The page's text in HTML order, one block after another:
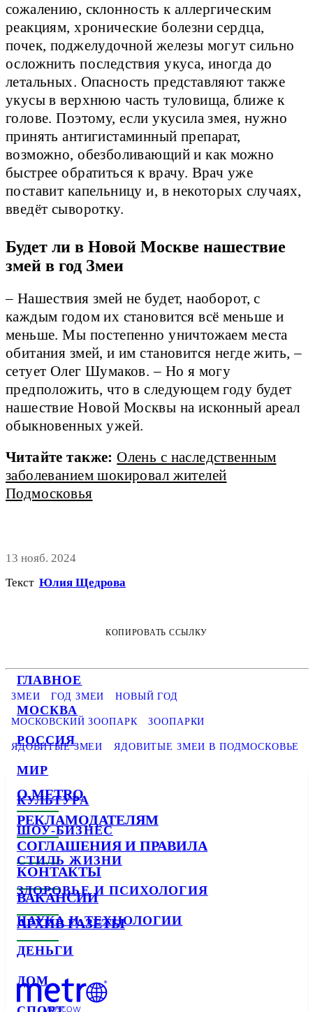
ГЛАВНОЕ
МОСКВА
РОССИЯ
МИР
КУЛЬТУРА
ШОУ-БИЗНЕС
СТИЛЬ ЖИЗНИ
ЗДОРОВЬЕ И ПСИХОЛОГИЯ
НАУКА И ТЕХНОЛОГИИ
ДЕНЬГИ
ДОМ
сожалению, склонность к аллергическим
реакциям, хронические болезни сердца,
почек, поджелудочной железы могут сильно
осложнить последствия укуса, иногда до
летальных. Опасность представляют также
укусы в верхнюю часть туловища, ближе к
голове. Поэтому, если укусила змея, нужно
принять антигистаминный препарат,
возможно, обезболивающий и как можно
быстрее обратиться к врачу. Врач уже
поставит капельницу и, в некоторых случаях,
введёт сыворотку.
Будет ли в Новой Москве нашествие
змей в год Змеи
– Нашествия змей не будет, наоборот, с
каждым годом их становится всё меньше и
меньше. Мы постепенно уничтожаем места
обитания змей, и им становится негде жить, –
сетует Олег Шумаков. – Но я могу
предположить, что в следующем году будет
нашествие Новой Москвы на исконный ареал
обыкновенных ужей.
Читайте также:Олень с наследственным
заболеванием шокировал жителей
Подмосковья
13 нояб. 2024
Текст Юлия Щедрова
КОПИРОВАТЬ ССЫЛКУ
ЗМЕИ ГОД ЗМЕИ НОВЫЙ ГОД
МОСКОВСКИЙ ЗООПАРК ЗООПАРКИ
ЯДОВИТЫЕ ЗМЕИ ЯДОВИТЫЕ ЗМЕИ В ПОДМОСКОВЬЕ
О METRO
РЕКЛАМОДАТЕЛЯМ
СОГЛАШЕНИЯ И ПРАВИЛА
КОНТАКТЫ
ВАКАНСИИ
АРХИВ ГАЗЕТЫ